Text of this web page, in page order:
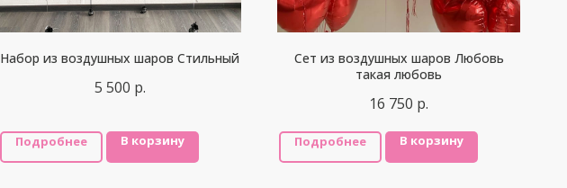
Набор из воздушных шаров Стильный
5 500 р.
Подробнее В корзину
Сет из воздушных шаров Любовь
такая любовь
16 750 р.
Подробнее В корзину